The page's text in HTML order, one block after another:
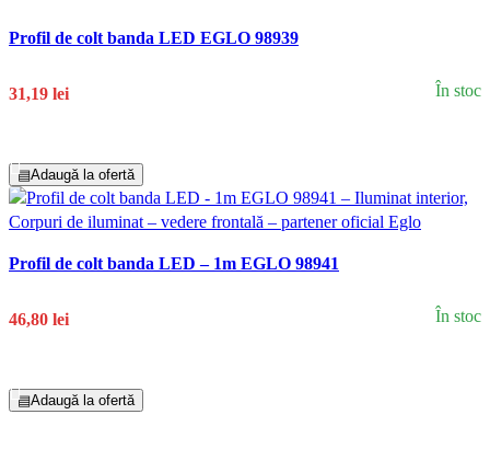
Profil de colt banda LED EGLO 98939
31,19 lei În stoc
▤Adaugă la ofertă
Profil de colt banda LED – 1m EGLO 98941
46,80 lei În stoc
▤Adaugă la ofertă